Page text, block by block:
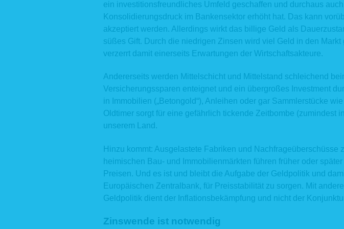
ein investitionsfreundliches Umfeld geschaffen und durchaus
Konsolidierungsdruck im Bankensektor erhöht hat. Das kann
akzeptiert werden. Allerdings wirkt das billige Geld als
süßes Gift. Durch die niedrigen Zinsen wird viel Geld in den Markt
verzerrt damit einerseits Erwartungen der Wirtschaftsakteure.
Andererseits werden Mittelschicht und Mittelstand schleichend
Versicherungssparen enteignet und ein übergroßes Investment
in Immobilien („Betongold“), Anleihen oder gar Sammlerstücke
Oldtimer sorgt für eine gefährlich tickende Zeitbombe (zumindest
unserem Land.
Hinzu kommt: Ausgelastete Fabriken und Nachfrageüberschüsse
heimischen Bau- und Immobilienmärkten führen früher oder
Preisen. Und es ist und bleibt die Aufgabe der Geldpolitik und
Europäischen Zentralbank, für Preisstabilität zu sorgen. Mit
Geldpolitik dient der Inflationsbekämpfung und nicht der
Zinswende ist notwendig
gewährleisten und eine komfortable Nutzung
Rechtsgrundlage für die Verarbeitung der Daten
Darstellung und Funktionsfähigkeit unserer
S. 1, Abs. 2 Nr. 2 TTDSG.
Zudem dienen die Logfiles der Auswertung der
Zwecken. Rechtsgrundlage für die
ebenfalls Art. 6 Abs. 1 lit. f DSGVO bzw. § 25 Abs. 1
Webserver, werden diese Daten von uns
Rückschluss auf einzelne Personen nicht
durch Verkürzung der IP-Adresse auf
einen Bezug zum einzelnen Nutzer herzustellen.
ggf. zu statistischen Zwecken verarbeitet. Eine
2. Kontaktformular
Auf unserer Webseite ist ein Kontaktformular
Kontaktaufnahme nutzen können. Nehmen Sie
Eingabemaske eingegebenen Daten an uns
Name